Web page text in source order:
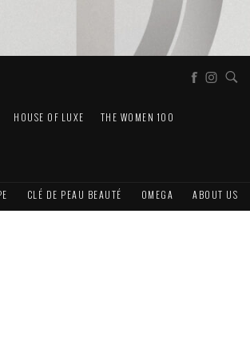
HOUSE OF LUXE THE WOMEN 100
CLÉ DE PEAU BEAUTÉ OMEGA ABOUT US